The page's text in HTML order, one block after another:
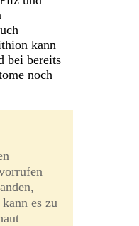
kann
bei bereits
noch
es zu